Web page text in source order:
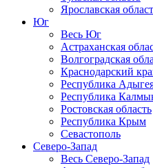
Ярославская
Юг
Весь Юг
Астраханская
Волгоградская
Краснодарский
Республика
Республика
Ростовская область
Республика Крым
Севастополь
Северо-Запад
Весь Северо-Запад